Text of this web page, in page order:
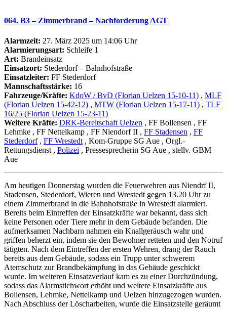
064. B3 – Zimmerbrand – Nachforderung AGT
Alarmzeit: 27. März 2025 um 14:06 Uhr
Alarmierungsart: Schleife 1
Art: Brandeinsatz
Einsatzort: Stederdorf – Bahnhofstraße
Einsatzleiter: FF Stederdorf
Mannschaftsstärke: 16
Fahrzeuge/Kräfte: KdoW / BvD (Florian Uelzen 15-10-11) , MLF
(Florian Uelzen 15-42-12) , MTW (Florian Uelzen 15-17-11) , TLF
16/25 (Florian Uelzen 15-23-11)
Weitere Kräfte: DRK-Bereitschaft Uelzen , FF Bollensen , FF
Lehmke , FF Nettelkamp , FF Niendorf II , FF Stadensen , FF
Stederdorf , FF Wrestedt , Kom-Gruppe SG Aue , Orgl.-
Rettungsdienst , Polizei , Pressesprecherin SG Aue , stellv. GBM
Aue
Am heutigen Donnerstag wurden die Feuerwehren aus Niendrf II,
Stadensen, Stederdorf, Wieren und Wrestedt gegen 13.20 Uhr zu
einem Zimmerbrand in die Bahnhofstraße in Wrestedt alarmiert.
Bereits beim Eintreffen der Einsatzkräfte war bekannt, dass sich
keine Personen oder Tiere mehr in dem Gebäude befanden. Die
aufmerksamen Nachbarn nahmen ein Knallgeräusch wahr und
griffen beherzt ein, indem sie den Bewohner retteten und den Notruf
tätigten. Nach dem Eintreffen der ersten Wehren, drang der Rauch
bereits aus dem Gebäude, sodass ein Trupp unter schwerem
Atemschutz zur Brandbekämpfung in das Gebäude geschickt
wurde. Im weiteren Einsatzverlauf kam es zu einer Durchzündung,
sodass das Alarmstichwort erhöht und weitere Einsatzkräfte aus
Bollensen, Lehmke, Nettelkamp und Uelzen hinzugezogen wurden.
Nach Abschluss der Löscharbeiten, wurde die Einsatzstelle geräumt